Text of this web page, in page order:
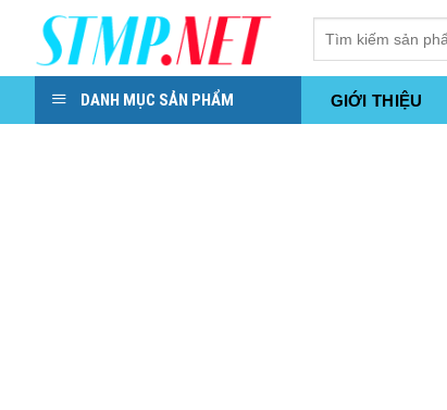
content
DANH MỤC SẢN PHẨM GIỚI THIỆU